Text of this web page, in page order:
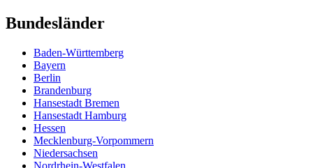
Bundesländer
Baden-Württemberg
Bayern
Berlin
Brandenburg
Hansestadt Bremen
Hansestadt Hamburg
Hessen
Mecklenburg-Vorpommern
Niedersachsen
Nordrhein-Westfalen